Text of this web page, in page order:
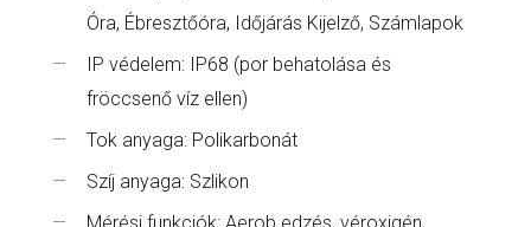
Óra, Ébresztőóra, Időjárás Kijelző, Számlapok
IP védelem: IP68 (por behatolása és
fröccsenő víz ellen)
Tok anyaga: Polikarbonát
Szíj anyaga: Szlikon
Mérési funkciók: Aerob edzés, véroxigén,